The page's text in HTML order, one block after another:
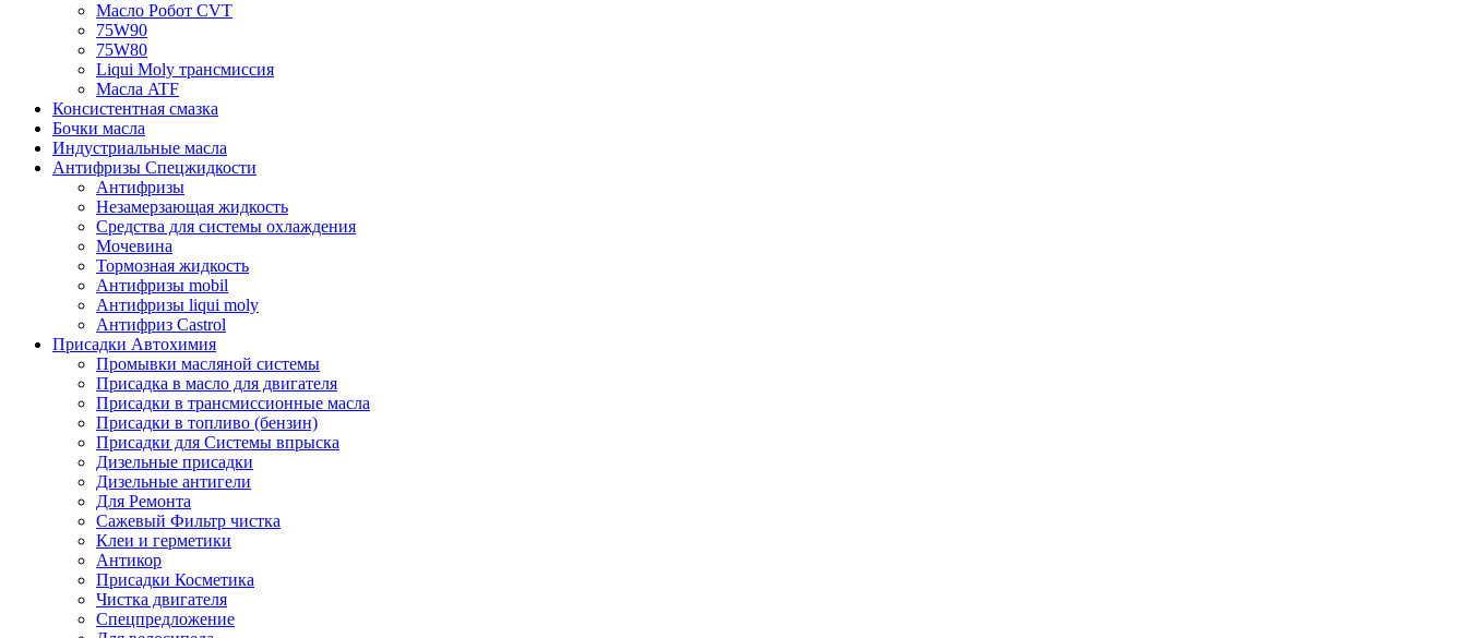
Масло Робот CVT
75W90
75W80
Liqui Moly трансмиссия
Масла ATF
Консистентная смазка
Бочки масла
Индустриальные масла
Антифризы Спецжидкости
Антифризы
Незамерзающая жидкость
Средства для системы охлаждения
Мочевина
Тормозная жидкость
Антифризы mobil
Антифризы liqui moly
Антифриз Castrol
Присадки Автохимия
Промывки масляной системы
Присадка в масло для двигателя
Присадки в трансмиссионные масла
Присадки в топливо (бензин)
Присадки для Системы впрыска
Дизельные присадки
Дизельные антигели
Для Ремонта
Сажевый Фильтр чистка
Клеи и герметики
Антикор
Присадки Косметика
Чистка двигателя
Спецпредложение